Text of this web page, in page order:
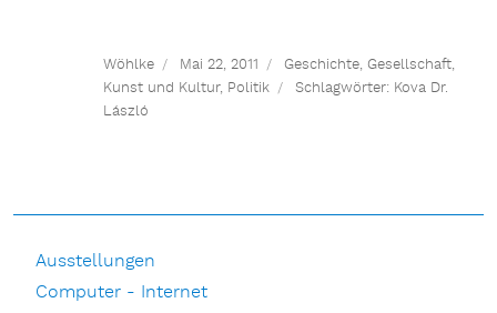
Wöhlke Mai 22, 2011 Geschichte, Gesellschaft,
Kunst und Kultur, Politik Schlagwörter: Kova Dr.
László
Ausstellungen
Computer - Internet